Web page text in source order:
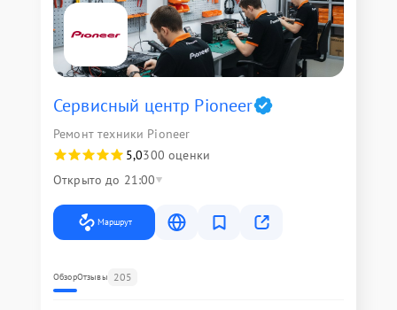
Сервисный центр Pioneer
Ремонт техники Pioneer
5,0300 оценки
Открыто до 21:00
Маршрут
ОбзорОтзывы 205